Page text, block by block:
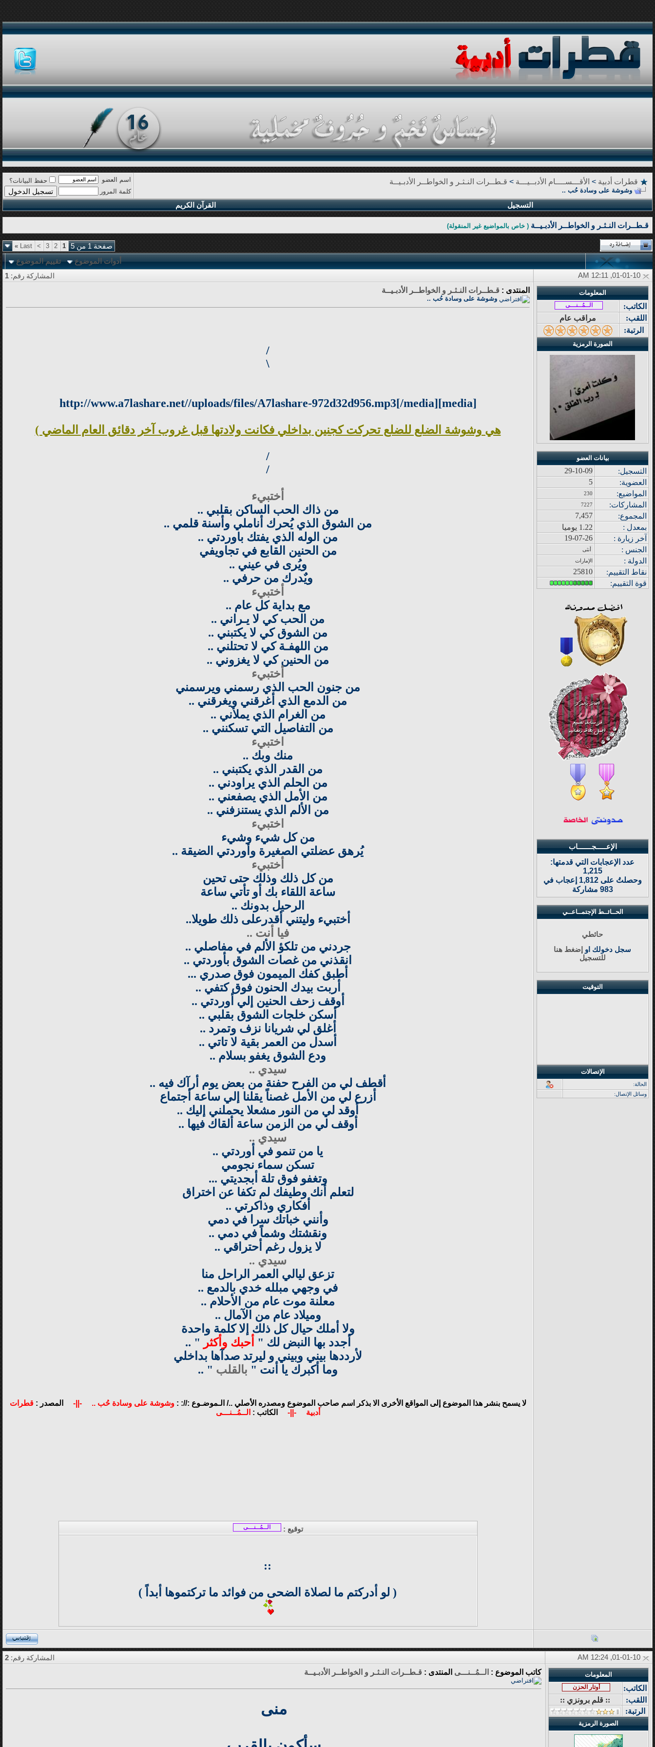
قطرات أدبية > الأقـــســــام الأدبــيـــة > قـطــرات النـثـر و الخواطــر الأدبـيــة
وشوشة على وسادة حُب ..
اسم العضو
حفظ البيانات؟
كلمة المرور
التسجيل القرآن الكريم
قـطــرات النـثـر و الخواطــر الأدبـيــة ( خاص بالمواضيع غير المنقولة)
صفحة 1 من 5 1
2
3
>
Last
»
أدوات الموضوع
تقييم الموضوع
المشاركة رقم: 1
المعلومات
الكاتب: الــمُــنـــى
اللقب:
مراقب عام
الرتبة:
الصورة الرمزية
بيانات العضو
التسجيل:
29-10-09
العضوية:
5
المواضيع:
230
المشاركات:
7227
المجموع:
7,457
بمعدل :
1.22 يوميا
خر زيار ة :
19-07-26
الجنس :
أنثى
الدولة : الإمارات
نقاط التقييم:
25810
قوة التقييم:
الإعـــــجـــــــاب
عدد الإعجابات التي قدمتها:
1,215
وحصلتُ على 1,812 إعجاب في
983 مشاركة
الحــائــط الإجتمــاعــي
حائطي
سجل دخولك او إضغط هنا
للتسجيل
التوقيت
الإتصالات
الحالة:
وسائل الإتصال:
المنتدى : قـطــرات النـثـر و الخواطــر الأدبـيــة
وشوشة على وسادة حُب ..
/
\
[media]http://www.a7lashare.net//uploads/files/A7lashare-972d32d956.mp3[/media]
هي وشوشة الضلع للضلع تحركت كجنين بداخلي فكانت ولادتها قبل غروب آخر دقائق العام الماضي )
/
/
أختبيء
من ذاك الحب الساكن بقلبي ..
من الشوق الذي يُحرك أناملي وأسنة قلمي ..
من الوله الذي يفتك باوردتي ..
من الحنين القابع في تجاويفي
ويُرى في عيني ..
ويٌدرك من حرفي ..
أختبيء
مع بداية كل عام ..
من الحب كي لا يـراني ..
من الشوق كي لا يكتبني ..
من اللهفـة كي لا تحتلني ..
من الحنين كي لا يغزوني ..
أختبيء
من جنون الحب الذي رسمني ويرسمني
من الدمع الذي أغرقني ويغرقني ..
من الغرام الذي يملأني ..
من التفاصيل التي تسكنني ..
اختبيء
منك وبك ..
من القدر الذي يكتبني ..
من الحلم الذي يراودني ..
من الأمل الذي يصفعني ..
من الألم الذي يستنزفني ..
اختبيء
من كل شيء وشيء
يُرهق عضلتي الصغيرة وأوردتي الضيقة ..
أختبيء
من كل ذلك وذلك حتى تحين
ساعة اللقاء بك أو تأتي ساعة
الرحيل بدونك ..
أختبيء وليتني أقدرعلى ذلك طويلا..
فيا أنت ..
جردني من تلكؤ الألم في مفاصلي ..
انقذني من غصات الشوق بأوردتي ..
أطبق كفك الميمون فوق صدري ...
أربت بيدك الحنون فوق كتفي ..
أوقف زحف الحنين إلي أوردتي ..
أسكن خلجات الشوق بقلبي ..
أغلق لي شريانا نزف وتمرد ..
أسدل من العمر بقية لا تاتي ..
ودع الشوق يغفو بسلام ..
سيدي ..
أقطف لي من الفرح حفنة من بعض يوم أرآك فيه ..
أزرع لي من الأمل غصناً يقلنا إلي ساعة أجتماع
أوقد لي من النور مشعلا يحملني إليك ..
أوقف لي من الزمن ساعة ألقاك فيها ..
سيدي ..
يا من تنمو في أوردتي ..
تسكن سماء نجومي
وتغفو فوق تلة أبجديتي ...
لتعلم أنك وطيفك لم تكفا عن اختراق
أفكاري وذاكرتي ..
وأنني خباتك سرا في دمي
ونقشتك وشماً في دمي ..
لا يزول رغم أحتراقي ..
سيدي ..
تزعق ليالي العمر الراحل منا
في وجهي مبلله خدي بالدمع ..
معلنة موت عام من الأحلام ..
وميلاد عام من الآمال ..
ولا أملك حيال كل ذلك إلا كلمة واحدة
أجدد بها النبض لك "
أحبك وأكثر " ..
لأرددها بيني وبيني و ليرتد صدآها بداخلي
وما أكبرك يا أنت " بالقلب " ..
لا يسمح بنشر هذا الموضوع إلى المواقع الأخرى الا بذكر اسم صاحب الموضوع ومصدره الأصلي ../ الـموضـوع ://: :وشوشة على وسادة حُب .. -||- المصدر :قطرات
أدبية
-||- الكاتب : الــمُــنـــى
توقيع : الــمُــنـــى
::
( لو أدركتم ما لصلاة الضحى من فوائد ما تركتموها أبداً )
المشاركة رقم: 2
المعلومات
الكاتب: أوتار الحزن
اللقب:
:: قلم برونزي ::
الرتبة:
الصورة الرمزية
كاتب الموضوع : الــمُــنـــى المنتدى : قـطــرات النـثـر و الخواطــر الأدبـيــة
منى